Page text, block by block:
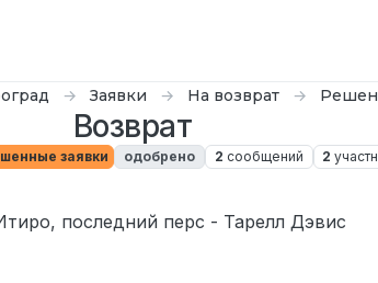
Заявки На возврат
Возврат
заявки одобрено 2 сообщений 2
последний перс - Тарелл Дэвис